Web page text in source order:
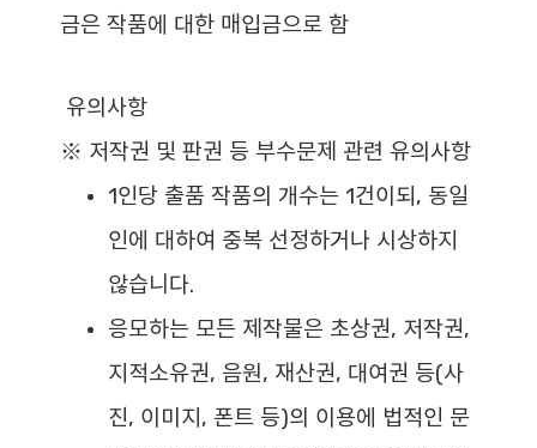
금은 작품에 대한 매입금으로 함
유의사항
※ 저작권 및 판권 등 부수문제 관련 유의사항
1인당 출품 작품의 개수는 1건이되, 동일
인에 대하여 중복 선정하거나 시상하지
않습니다.
응모하는 모든 제작물은 초상권, 저작권,
지적소유권, 음원, 재산권, 대여권 등(사
진, 이미지, 폰트 등)의 이용에 법적인 문